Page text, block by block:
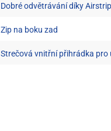
Dobré odvětrávání díky
Zip na boku zad
Strečová vnitřní přihrádka pro